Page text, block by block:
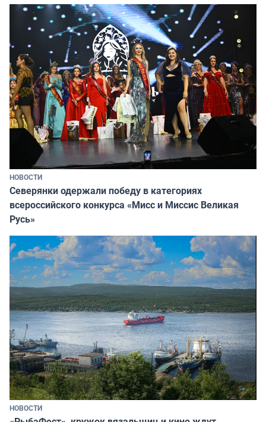
НОВОСТИ
Северянки одержали победу в категориях
всероссийского конкурса «Мисс и Миссис Великая
Русь»
НОВОСТИ